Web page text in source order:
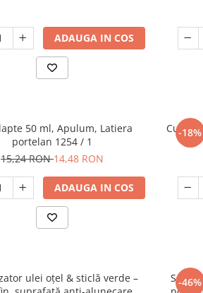
ADAUGA IN COS
50 ml, Apulum, Latiera
portelan 1254 / 1
15,24 RON14,48 RON
ADAUGA IN COS
-18%
Cutie
ulei oțel & sticlă verde –
-46%
Set 4